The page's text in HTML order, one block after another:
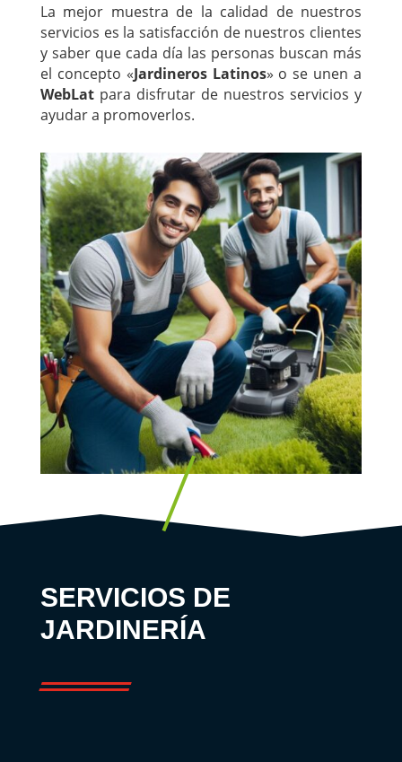
La mejor muestra de la calidad de nuestros
servicios es la satisfacción de nuestros clientes
y saber que cada día las personas buscan más
el concepto «Jardineros Latinos» o se unen a
WebLatpara disfrutar de nuestros servicios y
ayudar a promoverlos.
SERVICIOS DE
JARDINERÍA